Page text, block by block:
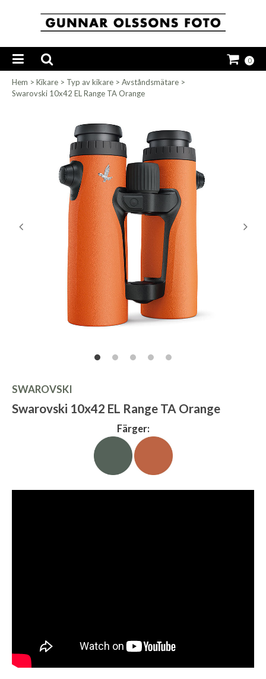
0
Hem > Kikare > Typ av kikare > Avståndsmätare >
Swarovski 10x42 EL Range TA Orange
SWAROVSKI
Swarovski 10x42 EL Range TA Orange
Färger: